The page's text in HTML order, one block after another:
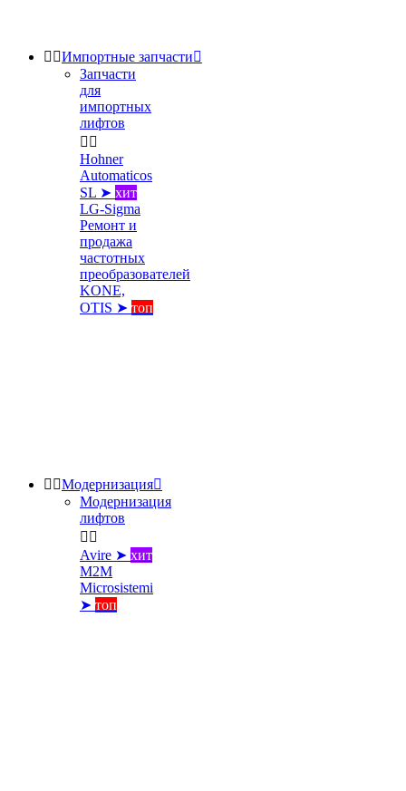
 Импортные запчасти
Запчасти
для
импортных
лифтов
 
Hohner
Automaticos
SL ➤ хит
LG-Sigma
Ремонт и
продажа
частотных
преобразователей
KONE,
OTIS ➤ топ
 Модернизация
Модернизация
лифтов
 
Avire ➤ хит
M2M
Microsistemi
➤ топ